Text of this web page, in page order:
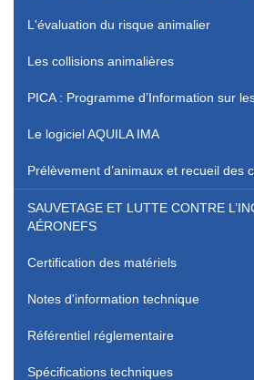
L'évaluation du risque animalier
Les collisions animalières
PICA : Programme d’Information sur
Le logiciel AQUILA IMA
Prélèvement d’animaux et recueil des
SAUVETAGE ET LUTTE CONTRE
AÉRONEFS
Certification des matériels
Notes d'information technique
Référentiel réglementaire
Spécifications techniques